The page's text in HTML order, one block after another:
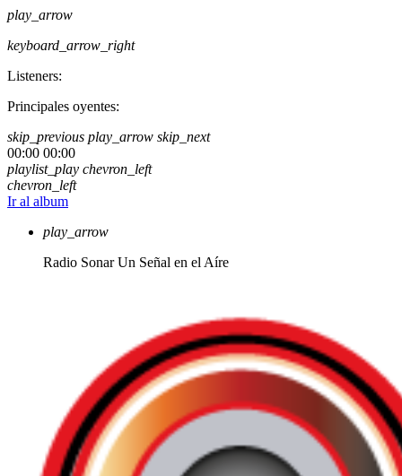
play_arrow
keyboard_arrow_right
Listeners:
Principales oyentes:
skip_previous play_arrow skip_next
00:00 00:00
playlist_play chevron_left
chevron_left
Ir al album
play_arrow
Radio Sonar Un Señal en el Aíre